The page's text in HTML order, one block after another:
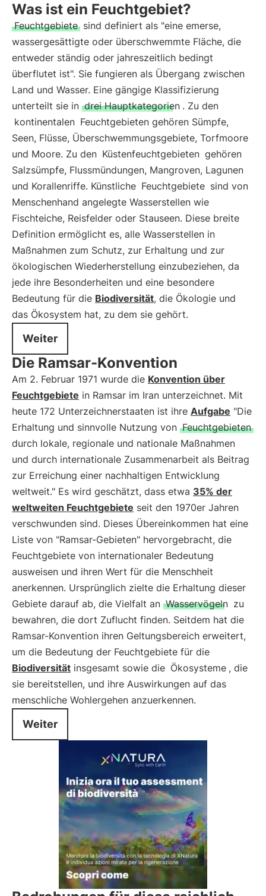
Was ist ein Feuchtgebiet?
Feuchtgebiete sind definiert als "eine emerse,
wassergesättigte oder überschwemmte Fläche, die
entweder ständig oder jahreszeitlich bedingt
überflutet ist". Sie fungieren als Übergang zwischen
Land und Wasser. Eine gängige Klassifizierung
unterteilt sie in drei Hauptkategorien . Zu den
kontinentalen Feuchtgebieten gehören Sümpfe,
Seen, Flüsse, Überschwemmungsgebiete, Torfmoore
und Moore. Zu den Küstenfeuchtgebieten gehören
Salzsümpfe, Flussmündungen, Mangroven, Lagunen
und Korallenriffe. Künstliche Feuchtgebiete sind von
Menschenhand angelegte Wasserstellen wie
Fischteiche, Reisfelder oder Stauseen. Diese breite
Definition ermöglicht es, alle Wasserstellen in
Maßnahmen zum Schutz, zur Erhaltung und zur
ökologischen Wiederherstellung einzubeziehen, da
jede ihre Besonderheiten und eine besondere
Bedeutung für die Biodiversität, die Ökologie und
das Ökosystem hat, zu dem sie gehört.
Weiter
Die Ramsar-Konvention
Am 2. Februar 1971 wurde die Konvention über
Feuchtgebiete in Ramsar im Iran unterzeichnet. Mit
heute 172 Unterzeichnerstaaten ist ihre Aufgabe "Die
Erhaltung und sinnvolle Nutzung von Feuchtgebieten
durch lokale, regionale und nationale Maßnahmen
und durch internationale Zusammenarbeit als Beitrag
zur Erreichung einer nachhaltigen Entwicklung
weltweit." Es wird geschätzt, dass etwa 35% der
weltweiten Feuchtgebiete seit den 1970er Jahren
verschwunden sind. Dieses Übereinkommen hat eine
Liste von "Ramsar-Gebieten" hervorgebracht, die
Feuchtgebiete von internationaler Bedeutung
ausweisen und ihren Wert für die Menschheit
anerkennen. Ursprünglich zielte die Erhaltung dieser
Gebiete darauf ab, die Vielfalt an Wasservögeln zu
bewahren, die dort Zuflucht finden. Seitdem hat die
Ramsar-Konvention ihren Geltungsbereich erweitert,
um die Bedeutung der Feuchtgebiete für die
Biodiversität insgesamt sowie die Ökosysteme , die
sie bereitstellen, und ihre Auswirkungen auf das
menschliche Wohlergehen anzuerkennen.
Weiter